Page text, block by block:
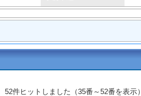
52件ヒットしました（35番～52番を表示）